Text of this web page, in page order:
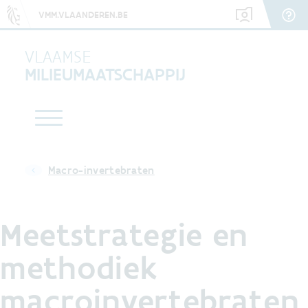
VMM.VLAANDEREN.BE
VLAAMSE
MILIEUMAATSCHAPPIJ
Macro-invertebraten
Meetstrategie en
methodiek